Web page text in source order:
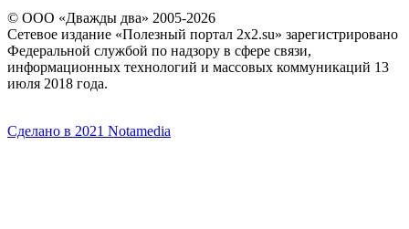
© ООО «Дважды два» 2005-2026
Сетевое издание «Полезный портал 2x2.su» зарегистрировано
Федеральной службой по надзору в сфере связи,
информационных технологий и массовых коммуникаций 13
июля 2018 года.
Сделано в 2021 Notamedia